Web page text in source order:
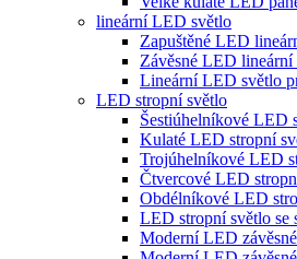
lineární LED světlo
Zapuštěné LED
Závěsné LED lineární
Lineární LED světlo
LED stropní světlo
Šestiúhelníkové LED
Kulaté LED stropní
Trojúhelníkové LED
Čtvercové LED
Obdélníkové LED
LED stropní světlo se
Moderní LED